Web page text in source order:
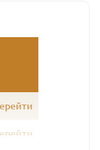
BIOFA
и пробки.
и
температур